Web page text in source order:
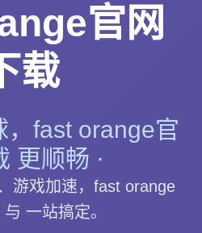
官网
载
，fast orange官
更顺畅 ·
游戏加速，fast orange
一站搞定。